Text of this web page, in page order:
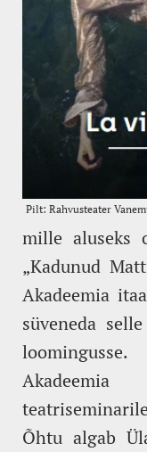
mille aluseks
„Kadunud
Akadeemia
süveneda
Õhtu algab